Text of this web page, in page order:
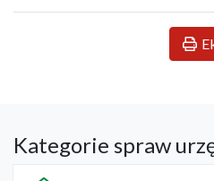
Kategorie spraw